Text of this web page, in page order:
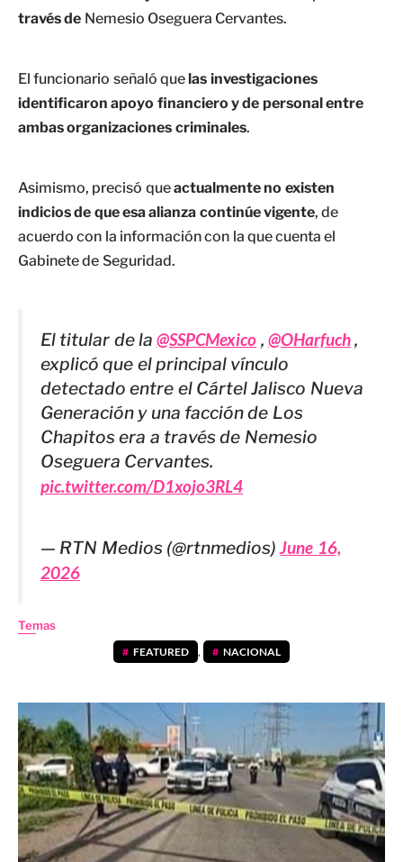
través de Nemesio Oseguera Cervantes.
El funcionario señaló quelas investigaciones
identificaron apoyo financiero y de personal entre
ambas organizaciones criminales.
Asimismo, precisó queactualmente no existen
indicios de que esa alianza continúe vigente, de
acuerdo con la información con la que cuenta el
Gabinete de Seguridad.
El titular de la@SSPCMexico , @OHarfuch,
explicó que el principal vínculo
detectado entre el Cártel Jalisco Nueva
Generación y una facción de Los
Chapitos era a través de Nemesio
Oseguera Cervantes.
pic.twitter.com/D1xojo3RL4
— RTN Medios (@rtnmedios)June 16,
2026
Temas
FEATURED , NACIONAL